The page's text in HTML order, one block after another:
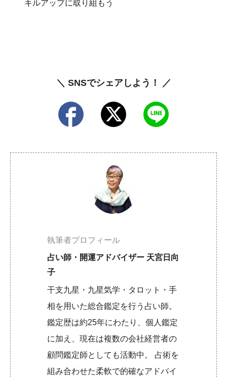
キルアップに取り組もう
＼ SNSでシェアしよう！ ／
執筆者プロフィール
占い師・開運アドバイザー 天宮日向
子
干支九星・九星気学・タロット・手
相を用いた総合鑑定を行う占い師。
鑑定歴は約25年にわたり、個人鑑定
に加え、現在は複数の会社経営者の
顧問鑑定師としても活動中。 占術を
組み合わせた柔軟で的確なアドバイ